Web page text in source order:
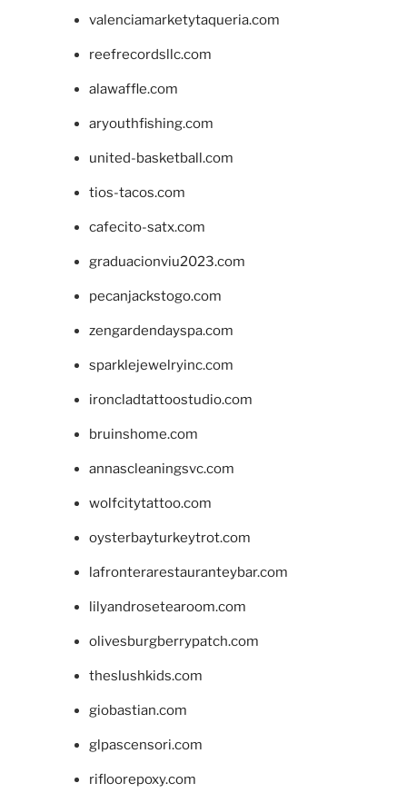
valenciamarketytaqueria.com
reefrecordsllc.com
alawaffle.com
aryouthfishing.com
united-basketball.com
tios-tacos.com
cafecito-satx.com
graduacionviu2023.com
pecanjackstogo.com
zengardendayspa.com
sparklejewelryinc.com
ironcladtattoostudio.com
bruinshome.com
annascleaningsvc.com
wolfcitytattoo.com
oysterbayturkeytrot.com
lafronterarestauranteybar.com
lilyandrosetearoom.com
olivesburgberrypatch.com
theslushkids.com
giobastian.com
glpascensori.com
rifloorepoxy.com